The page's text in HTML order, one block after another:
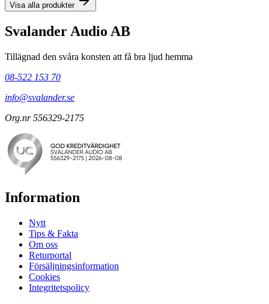
Visa alla produkter
Svalander Audio AB
Tillägnad den svåra konsten att få bra ljud hemma
08-522 153 70
info@svalander.se
Org.nr 556329-2175
Information
Nytt
Tips & Fakta
Om oss
Returportal
Försäljningsinformation
Cookies
Integritetspolicy